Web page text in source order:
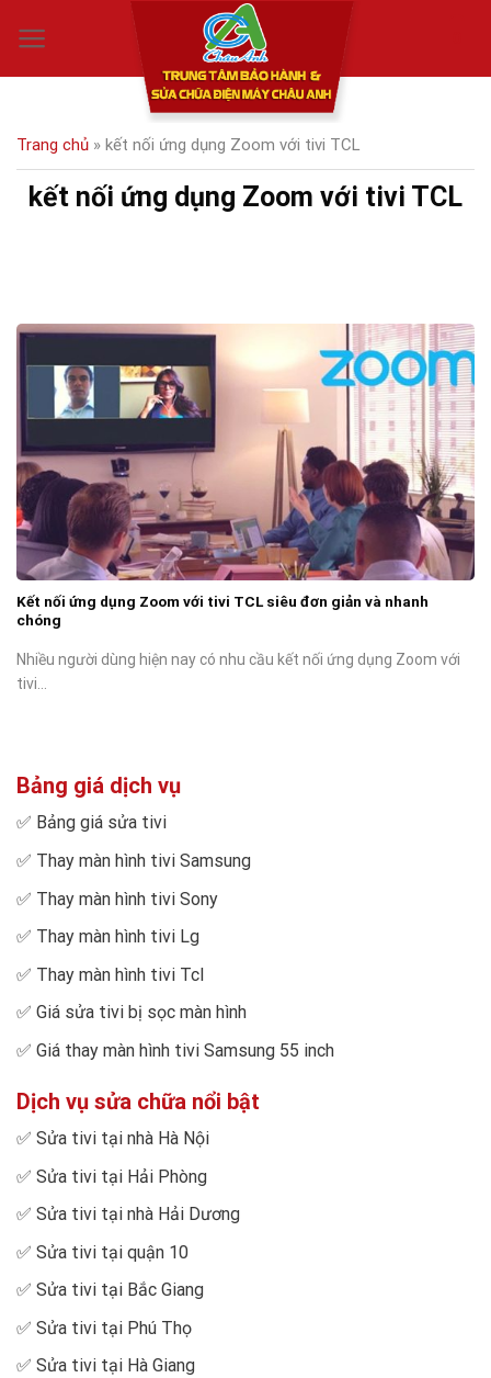
Trang chủ » kết nối ứng dụng Zoom với tivi TCL
kết nối ứng dụng Zoom với tivi TCL
Kết nối ứng dụng Zoom với tivi TCL siêu đơn giản và nhanh
chóng
Nhiều người dùng hiện nay có nhu cầu kết nối ứng dụng Zoom với
tivi...
Bảng giá dịch vụ
✅ Bảng giá sửa tivi
✅ Thay màn hình tivi Samsung
✅ Thay màn hình tivi Sony
✅ Thay màn hình tivi Lg
✅ Thay màn hình tivi Tcl
✅ Giá sửa tivi bị sọc màn hình
✅ Giá thay màn hình tivi Samsung 55 inch
Dịch vụ sửa chữa nổi bật
✅ Sửa tivi tại nhà Hà Nội
✅ Sửa tivi tại Hải Phòng
✅ Sửa tivi tại nhà Hải Dương
✅ Sửa tivi tại quận 10
✅ Sửa tivi tại Bắc Giang
✅ Sửa tivi tại Phú Thọ
✅ Sửa tivi tại Hà Giang